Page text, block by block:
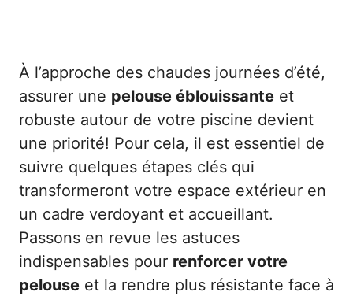
À l’approche des chaudes journées d’été,
assurer une pelouse éblouissante et
robuste autour de votre piscine devient
une priorité! Pour cela, il est essentiel de
suivre quelques étapes clés qui
transformeront votre espace extérieur en
un cadre verdoyant et accueillant.
Passons en revue les astuces
indispensables pour renforcer votre
pelouse et la rendre plus résistante face à